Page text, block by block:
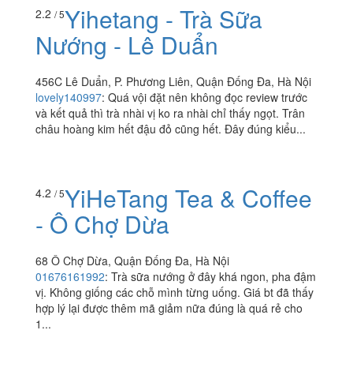
2.2 / 5Yihetang - Trà Sữa
Nướng - Lê Duẩn
456C Lê Duẩn, P. Phương Liên, Quận Đống Đa, Hà Nội
lovely140997: Quá vội đặt nên không đọc review trước
và kết quả thì trà nhài vị ko ra nhài chỉ thấy ngọt. Trân
châu hoàng kim hết đậu đỏ cũng hết. Đây đúng kiểu...
4.2 / 5YiHeTang Tea & Coffee
- Ô Chợ Dừa
68 Ô Chợ Dừa, Quận Đống Đa, Hà Nội
01676161992: Trà sữa nướng ở đây khá ngon, pha đậm
vị. Không giống các chỗ mình từng uống. Giá bt đã thấy
hợp lý lại được thêm mã giảm nữa đúng là quá rẻ cho
1...